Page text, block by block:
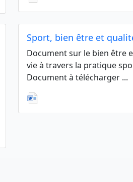
Sport, bien être et
Document sur le bien être
vie à travers la pratique
Document à télécharger ...